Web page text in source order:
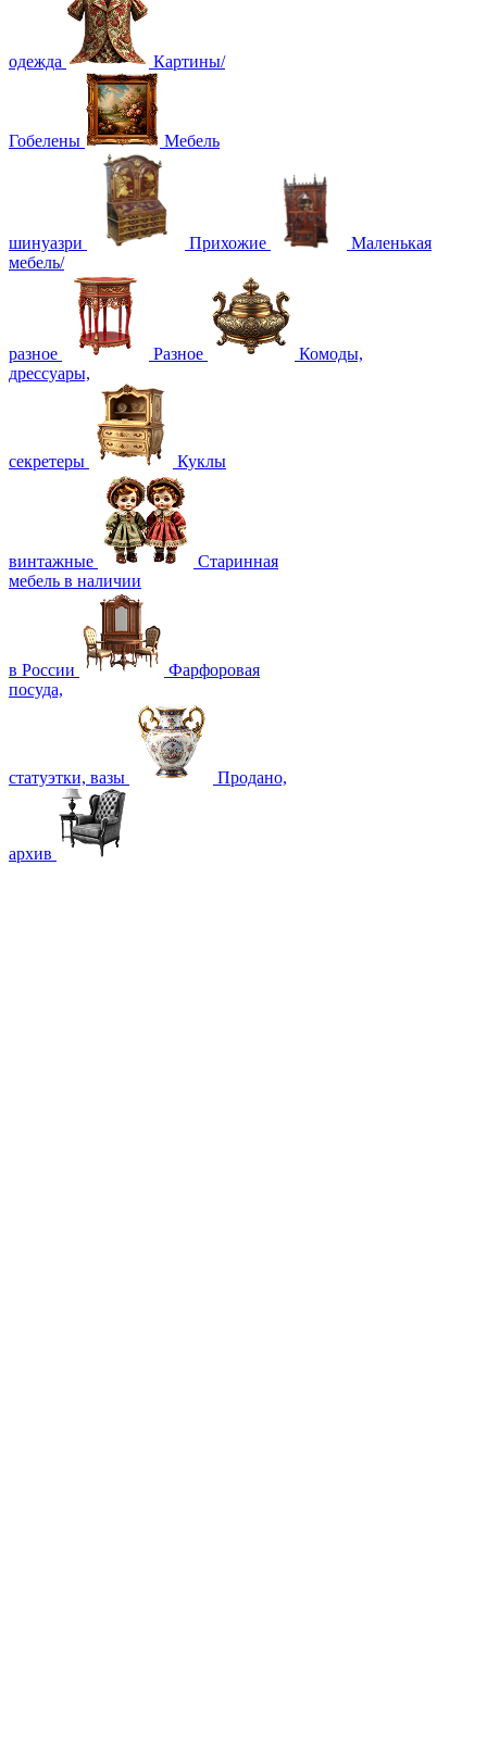
одежда Картины/
Гобелены Мебель
шинуазри Прихожие
Маленькая
мебель/
разное Разное
Комоды,
дрессуары,
секретеры Куклы
винтажные
Старинная
мебель в наличии
в России
Фарфоровая
посуда,
статуэтки, вазы Продано,
архив